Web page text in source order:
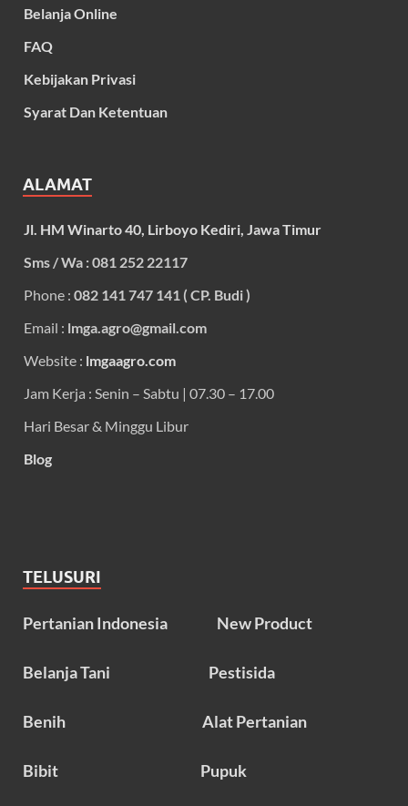
Belanja Online
FAQ
Kebijakan Privasi
Syarat Dan Ketentuan
ALAMAT
Jl. HM Winarto 40, Lirboyo Kediri, Jawa Timur
Sms / Wa : 081 252 22117
Phone : 082 141 747 141 ( CP. Budi )
Email : lmga.agro@gmail.com
Website : lmgaagro.com
Jam Kerja : Senin – Sabtu | 07.30 – 17.00
Hari Besar & Minggu Libur
Blog
TELUSURI
Pertanian Indonesia New Product
Belanja Tani Pestisida
Benih Alat Pertanian
Bibit Pupuk